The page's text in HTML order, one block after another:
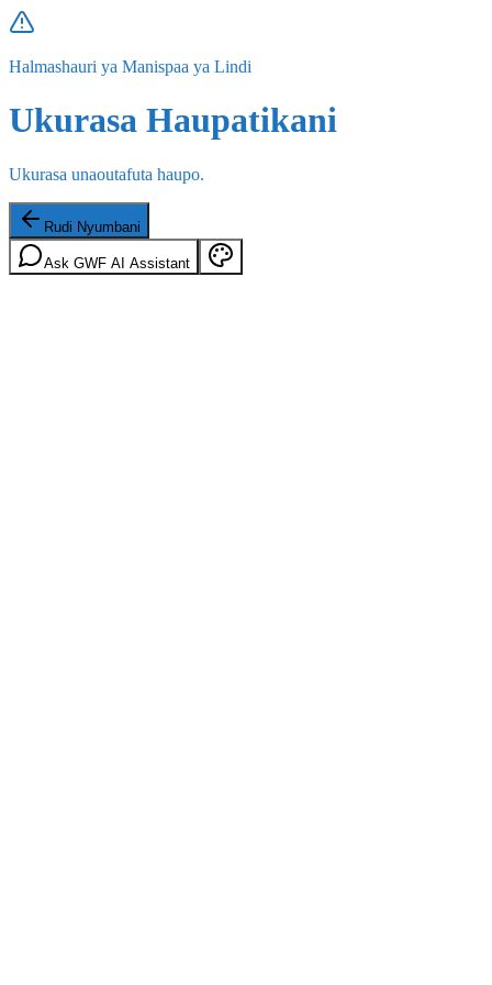
Halmashauri ya Manispaa ya Lindi
Ukurasa Haupatikani
Ukurasa unaoutafuta haupo.
Rudi Nyumbani
Ask GWF AI Assistant